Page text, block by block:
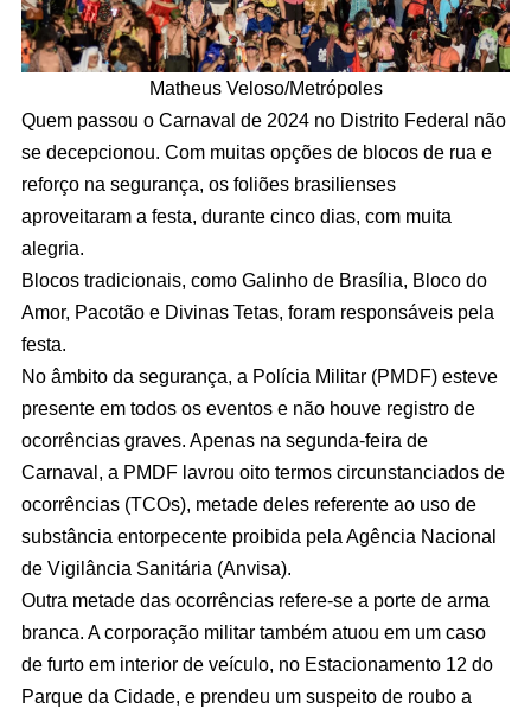
Matheus Veloso/Metrópoles
Quem passou o Carnaval de 2024 no Distrito Federal não
se decepcionou. Com muitas opções de blocos de rua e
reforço na segurança, os foliões brasilienses
aproveitaram a festa, durante cinco dias, com muita
alegria.
Blocos tradicionais, como Galinho de Brasília, Bloco do
Amor, Pacotão e Divinas Tetas, foram responsáveis pela
festa.
No âmbito da segurança, a Polícia Militar (PMDF) esteve
presente em todos os eventos e não houve registro de
ocorrências graves. Apenas na segunda-feira de
Carnaval, a PMDF lavrou oito termos circunstanciados de
ocorrências (TCOs), metade deles referente ao uso de
substância entorpecente proibida pela Agência Nacional
de Vigilância Sanitária (Anvisa).
Outra metade das ocorrências refere-se a porte de arma
branca. A corporação militar também atuou em um caso
de furto em interior de veículo, no Estacionamento 12 do
Parque da Cidade, e prendeu um suspeito de roubo a